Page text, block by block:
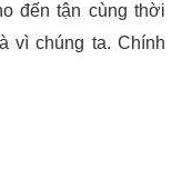
đến tận cùng thời
vì chúng ta. Chính